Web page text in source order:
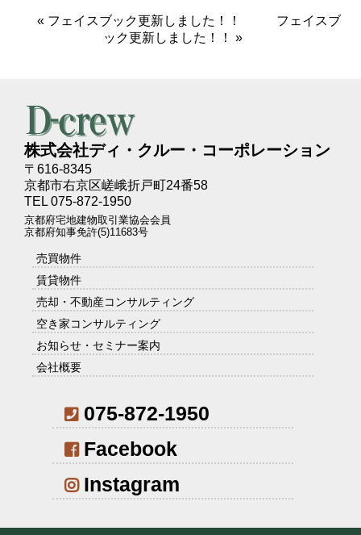
« フェイスブック更新しました！！
フェイスブ
ック更新しました！！
»
株式会社ディ・クルー・コーポレーション
〒616-8345
京都市右京区嵯峨折戸町24番58
TEL 075-872-1950
京都府宅地建物取引業協会会員
京都府知事免許(5)11683号
売買物件
賃貸物件
売却・不動産コンサルティング
空き家コンサルティング
お知らせ・セミナー案内
会社概要
075-872-1950
Facebook
Instagram